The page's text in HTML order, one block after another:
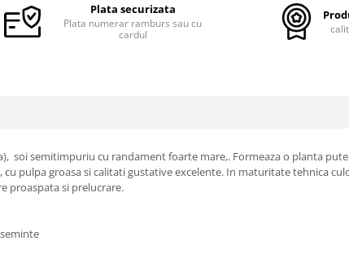
Plata securizata
Plata numerar ramburs sau cu
cardul
soi semitimpuriu cu randament foarte mare,. Formeaza o planta
cu pulpa groasa si calitati gustative excelente. In maturitate tehnica
proaspata si prelucrare.